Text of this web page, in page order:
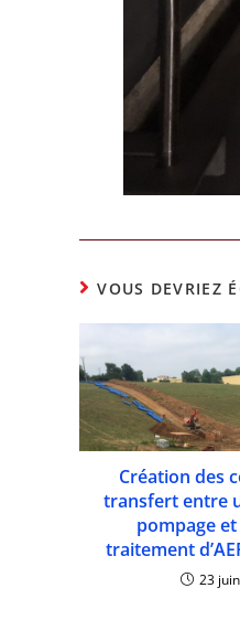
VOUS DEVRIEZ
Création des
transfert entre
pompage et
traitement
23